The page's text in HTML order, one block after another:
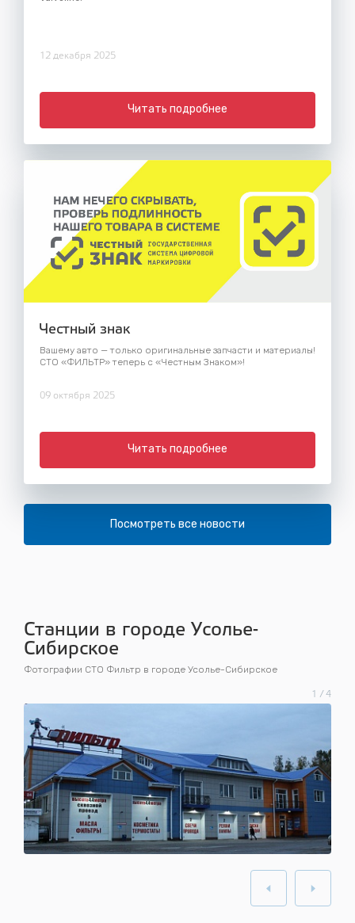
12 декабря 2025
Читать подробнее
Честный знак
Вашему авто — только оригинальные запчасти и материалы!
СТО «ФИЛЬТР» теперь с «Честным Знаком»!
09 октября 2025
Читать подробнее
Посмотреть все новости
Станции в городе Усолье-
Сибирское
Фотографии СТО Фильтр в городе Усолье-Сибирское
1 / 4